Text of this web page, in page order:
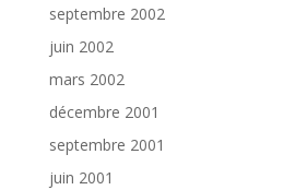
septembre 2002
juin 2002
mars 2002
décembre 2001
septembre 2001
juin 2001